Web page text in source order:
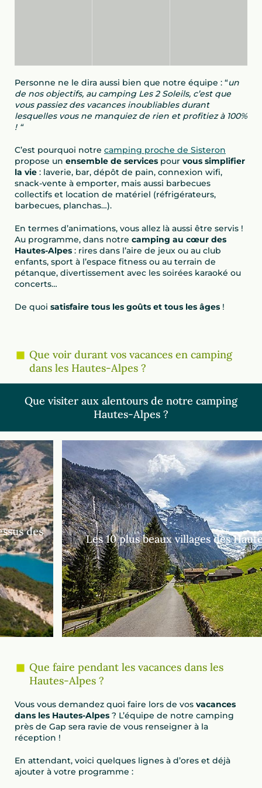
Personne ne le dira aussi bien que notre équipe : “un
de nos objectifs, au camping Les 2 Soleils, c’est que
vous passiez des vacances inoubliables durant
lesquelles vous ne manquiez de rien et profitiez à 100%
! “
C’est pourquoi notre camping proche de Sisteron
propose un ensemble de services pour vous simplifier
la vie : laverie, bar, dépôt de pain, connexion wifi,
snack-vente à emporter, mais aussi barbecues
collectifs et location de matériel (réfrigérateurs,
barbecues, planchas…).
En termes d’animations, vous allez là aussi être servis !
Au programme, dans notre camping au cœur des
Hautes-Alpes : rires dans l’aire de jeux ou au club
enfants, sport à l’espace fitness ou au terrain de
pétanque, divertissement avec les soirées karaoké ou
concerts…
De quoi satisfaire tous les goûts et tous les âges !
Que voir durant vos vacances en camping
dans les Hautes-Alpes ?
Que visiter aux alentours de notre camping
Hautes-Alpes ?
Les 10 plus beaux villages des Hautes-Alpes
Que faire pendant les vacances dans les
Hautes-Alpes ?
Vous vous demandez quoi faire lors de vos vacances
dans les Hautes-Alpes ? L’équipe de notre camping
près de Gap sera ravie de vous renseigner à la
réception !
En attendant, voici quelques lignes à d’ores et déjà
ajouter à votre programme :